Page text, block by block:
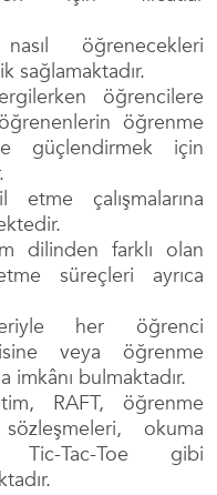
öğrenecekleri
sağlamaktadır.
öğrencilere
öğrenme
güçlendirmek için
çalışmalarına
dilinden farklı olan
süreçleri ayrıca
her öğrenci
veya öğrenme
imkânı bulmaktadır.
RAFT, öğrenme
okuma
Tic-Tac-Toe gibi